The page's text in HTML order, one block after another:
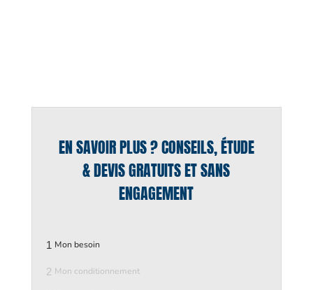
EN SAVOIR PLUS ? CONSEILS, ÉTUDE
& DEVIS GRATUITS ET SANS
ENGAGEMENT
1 Mon besoin
2 Mon conditionnement